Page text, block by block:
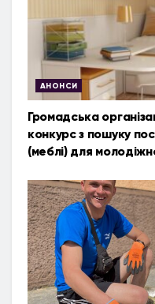
АНОНСИ
Громадська
конкурс з пошуку
(меблі) для